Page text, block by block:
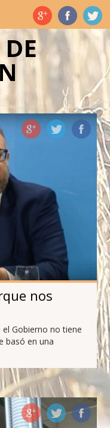
nos
Gobierno no tiene
basó en una